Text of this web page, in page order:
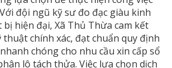
đội ngũ kỹ sư đo đạc giàu kinh
hiện đại, Xã Thủ Thừa cam kết
chính xác, đạt chuẩn quy định
chóng cho nhu cầu xin cấp sổ
lô tách thửa. Việc lựa chọn dịch